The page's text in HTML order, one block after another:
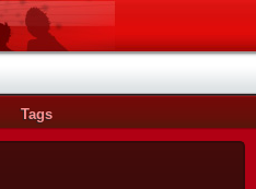
Tags